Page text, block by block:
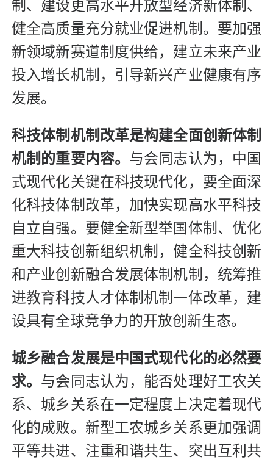
制、建设更高水平开放型经济新体制、
健全高质量充分就业促进机制。要加强
新领域新赛道制度供给，建立未来产业
投入增长机制，引导新兴产业健康有序
发展。
科技体制机制改革是构建全面创新体制
机制的重要内容。 与会同志认为，中国
式现代化关键在科技现代化，要全面深
化科技体制改革，加快实现高水平科技
自立自强。要健全新型举国体制、优化
重大科技创新组织机制，健全科技创新
和产业创新融合发展体制机制，统筹推
进教育科技人才体制机制一体改革，建
设具有全球竞争力的开放创新生态。
城乡融合发展是中国式现代化的必然要
求。 与会同志认为，能否处理好工农关
系、城乡关系在一定程度上决定着现代
化的成败。新型工农城乡关系更加强调
平等共进、注重和谐共生、突出互利共